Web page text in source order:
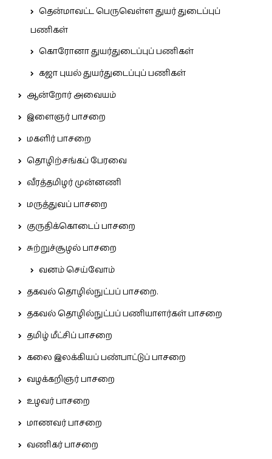
தென்மாவட்ட பெருவெள்ள துயர் துடைப்புப்
பணிகள்
கொரோனா துயர்துடைப்புப் பணிகள்
கஜா புயல் துயர்துடைப்புப் பணிகள்
ஆன்றோர் அவையம்
இளைஞர் பாசறை
மகளிர் பாசறை
தொழிற்சங்கப் பேரவை
வீரத்தமிழர் முன்னணி
மருத்துவப் பாசறை
குருதிக்கொடைப் பாசறை
சுற்றுச்சூழல் பாசறை
வனம் செய்வோம்
தகவல் தொழில்நுட்பப் பாசறை.
தகவல் தொழில்நுட்பப் பணியாளர்கள் பாசறை
தமிழ் மீட்சிப் பாசறை
கலை இலக்கியப் பண்பாட்டுப் பாசறை
வழக்கறிஞர் பாசறை
உழவர் பாசறை
மாணவர் பாசறை
வணிகர் பாசறை